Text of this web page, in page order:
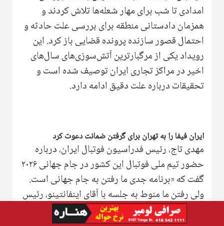
امدادی تا شب برای مهار شعله‌ها تلاش کردند و
همزمان دادستانی منطقه برای بررسی علت حادثه و
احتمال قصور سازنده پرونده قضایی باز کرد. این
رویداد یکی از مرگبارترین آتش‌سوزی‌های سال‌های
اخیر در مراکز تجاری ایران توصیف شده است و
تحقیقات درباره علت دقیق ادامه دارد.
ایران فیفا را به تهران برای گرفتن ضمانت دعوت کرد
مهدی تاج، رئیس فدراسیون فوتبال ایران، درباره
حضور تیم ملی فوتبال این کشور در جام جهانی ۲۰۲۶
گفت که «برنامه جدی ما رفتن به جام جهانی است.
ولی رفتن ما منوط به جلسه با آقای اینفانتینو، رئیس
فیفا، و ماتیاس گرافستروم، دبیرکل فدراسیون